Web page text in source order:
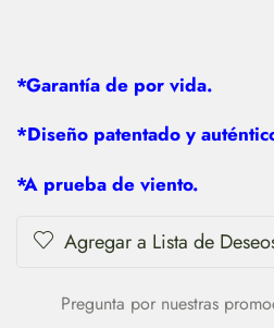
*Garantía de por vida.
*Diseño patentado y
*A prueba de viento.
Agregar a Lista de
Pregunta por nuestras